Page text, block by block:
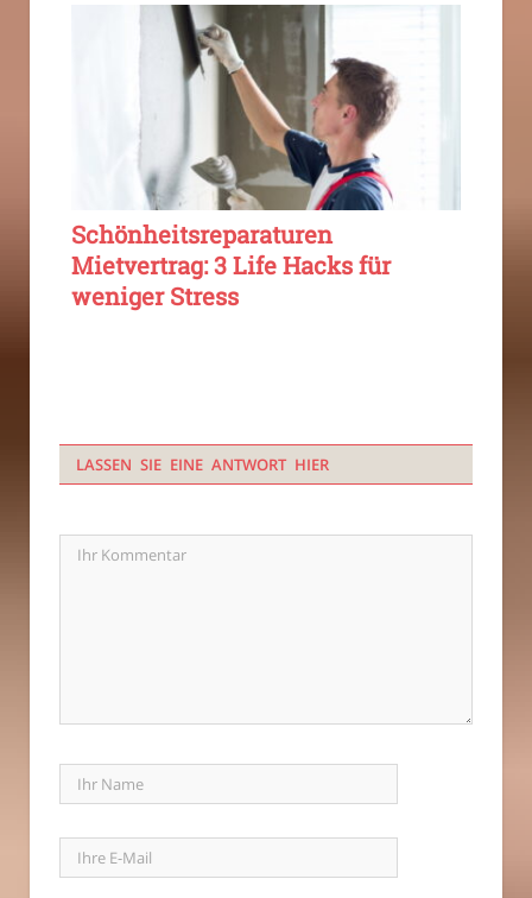
Schönheitsreparaturen
Mietvertrag: 3 Life Hacks für
weniger Stress
LASSEN SIE EINE ANTWORT HIER